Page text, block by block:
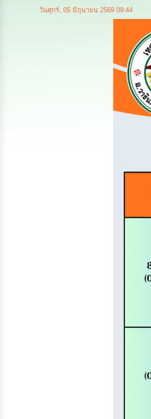
วันศุกร์, 05 มิถุนายน 2569 09:44